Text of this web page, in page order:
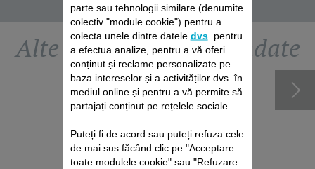
Alte accesorii recomandate
parte sau tehnologii similare (denumite
colectiv "module cookie") pentru a
colecta unele dintre datele dvs. pentru
a efectua analize, pentru a vă oferi
conținut și reclame personalizate pe
baza intereselor și a activităților dvs. în
mediul online și pentru a vă permite să
partajați conținut pe rețelele sociale.
Puteți fi de acord sau puteți refuza cele
de mai sus făcând clic pe "Acceptare
toate modulele cookie" sau "Refuzare